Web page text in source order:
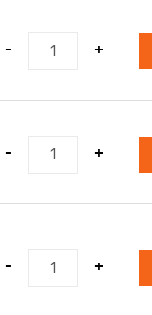
- +
- +
- +